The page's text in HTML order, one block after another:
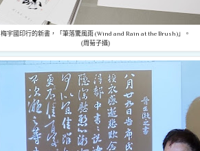
梅宇國印行的新書，「筆落驚風雨 (Wind and Rain at the Brush) 」。
(周菊子攝)